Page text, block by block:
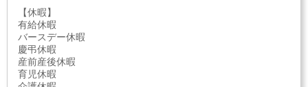
【休暇】
有給休暇
バースデー休暇
慶弔休暇
産前産後休暇
育児休暇